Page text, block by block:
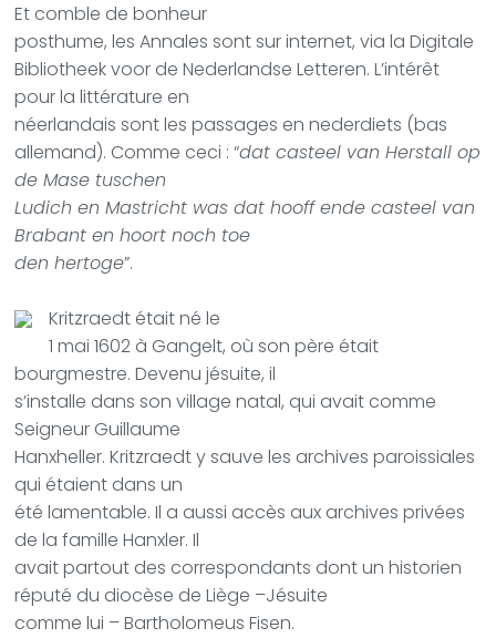
Et comble de bonheur
posthume, les Annales sont sur internet, via la Digitale
Bibliotheek voor de Nederlandse Letteren. L’intérêt
pour la littérature en
néerlandais sont les passages en nederdiets (bas
allemand). Comme ceci : “dat casteel van Herstall op
de Mase tuschen
Ludich en Mastricht was dat hooff ende casteel van
Brabant en hoort noch toe
den hertoge”.
Kritzraedt était né le
1 mai 1602 à Gangelt, où son père était
bourgmestre. Devenu jésuite, il
s’installe dans son village natal, qui avait comme
Seigneur Guillaume
Hanxheller. Kritzraedt y sauve les archives paroissiales
qui étaient dans un
été lamentable. Il a aussi accès aux archives privées
de la famille Hanxler. Il
avait partout des correspondants dont un historien
réputé du diocèse de Liège –Jésuite
comme lui – Bartholomeus Fisen.